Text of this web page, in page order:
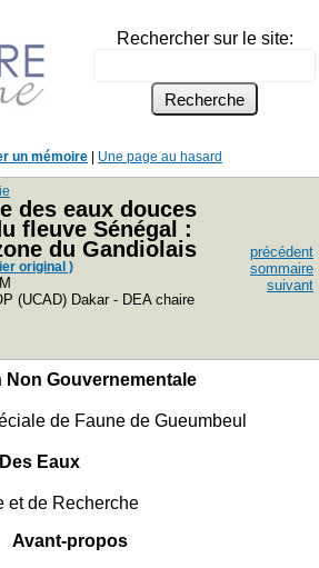
Rechercher sur le site:
un mémoire Une page au hasard
des eaux douces
fleuve Sénégal :
du Gandiolais
original )
(UCAD) Dakar - DEA chaire
précédent
sommaire
suivant
Non Gouvernementale
de Faune de Gueumbeul
Eaux
et de Recherche
Avant-propos